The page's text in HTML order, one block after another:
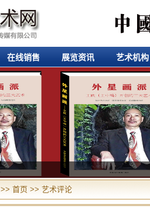
在线销售 展览资讯 艺术机构
>> 首页 >> 艺术评论